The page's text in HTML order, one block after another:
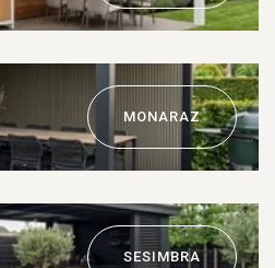
MONARAZ
SESIMBRA